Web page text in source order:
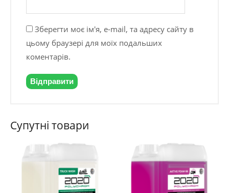
Зберегти моє ім'я, e-mail, та адресу сайту в
цьому браузері для моїх подальших
коментарів.
Супутні товари